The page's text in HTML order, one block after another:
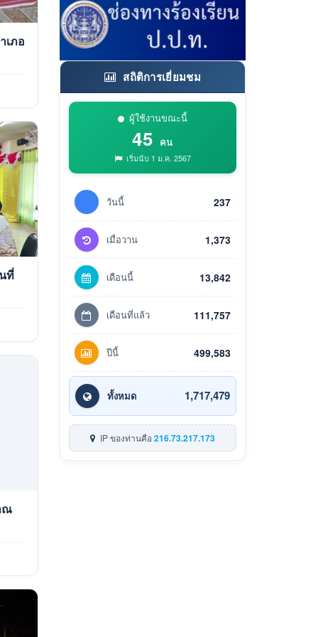
ณ
สถิติการเยี่ยมชม
ผู้ใช้งานขณะนี้
45 คน
เริ่มนับ 1 ม.ค. 2567
วันนี้ 237
เมื่อวาน 1,373
เดือนนี้ 13,842
เดือนที่แล้ว 111,757
ปีนี้ 499,583
ทั้งหมด 1,717,479
IP ของท่านคือ216.73.217.173